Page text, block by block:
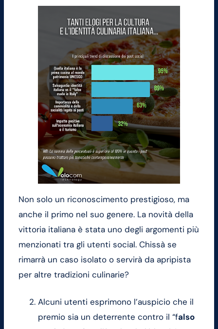
Non solo un riconoscimento prestigioso, ma
anche il primo nel suo genere. La novità della
vittoria italiana è stata uno degli argomenti più
menzionati tra gli utenti social. Chissà se
rimarrà un caso isolato o servirà da apripista
per altre tradizioni culinarie?
Alcuni utenti esprimono l’auspicio che il
premio sia un deterrente contro il “falso